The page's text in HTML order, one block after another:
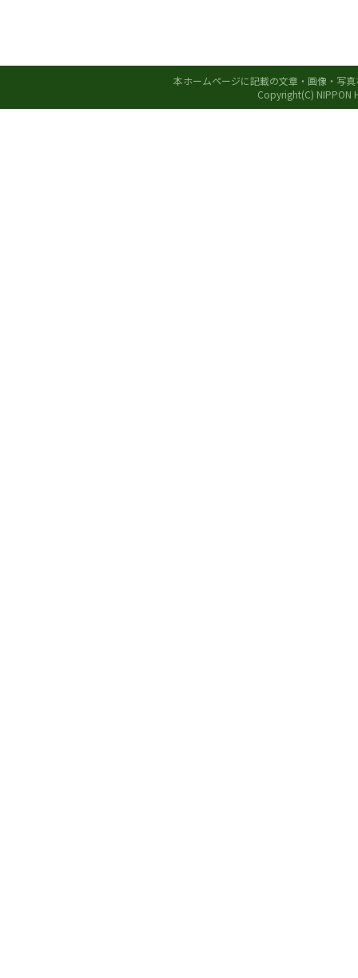
本ホームページに記載の文章・画像・写
Copyright(C) NIPPON